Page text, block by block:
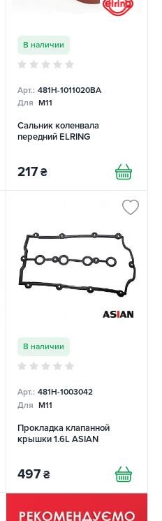
В наличии
Арт.: 481H-1011020BA
Для M11
Сальник коленвала
передний ELRING
217 ₴
В наличии
Арт.: 481H-1003042
Для M11
Прокладка клапанной
крышки 1.6L ASIAN
497 ₴